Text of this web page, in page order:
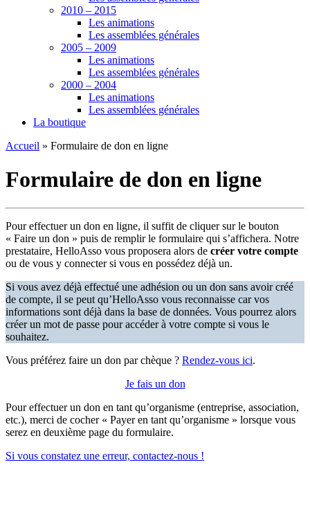
2010 – 2015
Les animations
Les assemblées générales
2005 – 2009
Les animations
Les assemblées générales
2000 – 2004
Les animations
Les assemblées générales
La boutique
Accueil » Formulaire de don en ligne
Formulaire de don en ligne
Pour effectuer un don en ligne, il suffit de cliquer sur le bouton
« Faire un don » puis de remplir le formulaire qui s’affichera. Notre
prestataire, HelloAsso vous proposera alors de créer votre compte
ou de vous y connecter si vous en possédez déjà un.
Si vous avez déjà effectué une adhésion ou un don sans avoir créé
de compte, il se peut qu’HelloAsso vous reconnaisse car vos
informations sont déjà dans la base de données. Vous pourrez alors
créer un mot de passe pour accéder à votre compte si vous le
souhaitez.
Vous préférez faire un don par chèque ? Rendez-vous ici.
Je fais un don
Pour effectuer un don en tant qu’organisme (entreprise, association,
etc.), merci de cocher « Payer en tant qu’organisme » lorsque vous
serez en deuxième page du formulaire.
Si vous constatez une erreur, contactez-nous !